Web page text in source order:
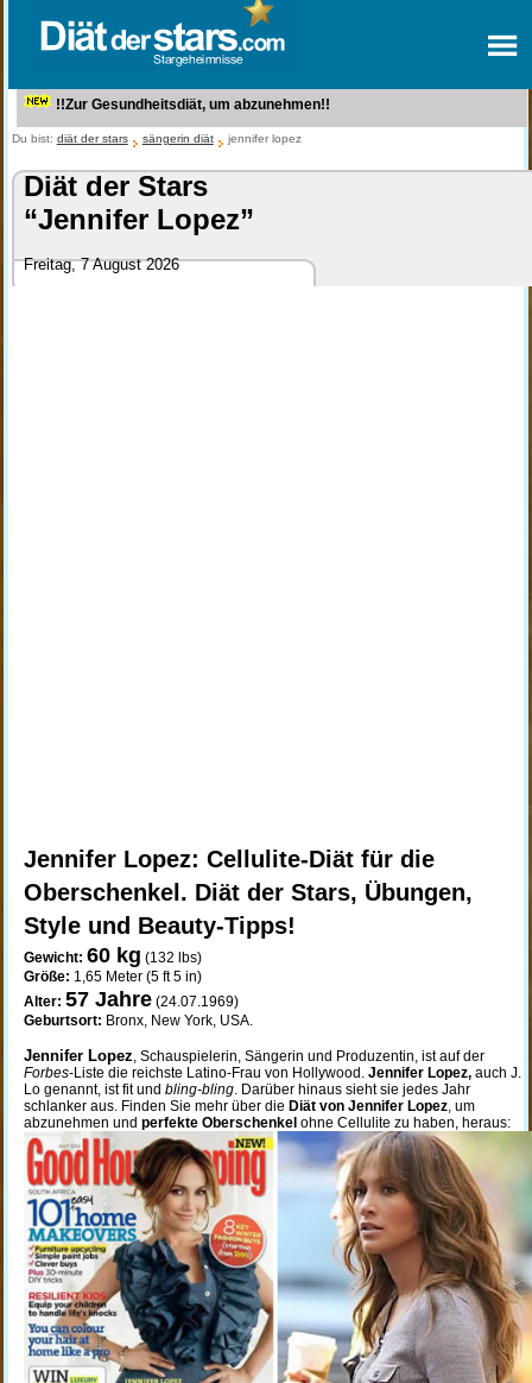
!!Zur Gesundheitsdiät, um abzunehmen!!
Du bist: diät der stars sängerin diät jennifer lopez
Diät der Stars
“Jennifer Lopez”
Freitag, 7 August 2026
Jennifer Lopez: Cellulite-Diät für die
Oberschenkel. Diät der Stars, Übungen,
Style und Beauty-Tipps!
Gewicht: 60 kg (132 lbs)
Größe: 1,65 Meter (5 ft 5 in)
Alter: 57Jahre(24.07.1969)
Geburtsort: Bronx, New York, USA.
Jennifer Lopez, Schauspielerin, Sängerin und Produzentin, ist auf der
Forbes-Liste die reichste Latino-Frau von Hollywood. Jennifer Lopez,auch J.
Lo genannt, ist fit und bling-bling. Darüber hinaus sieht sie jedes Jahr
schlanker aus. Finden Sie mehr über die Diät von Jennifer Lopez, um
abzunehmen und perfekte Oberschenkel ohne Cellulite zu haben, heraus: